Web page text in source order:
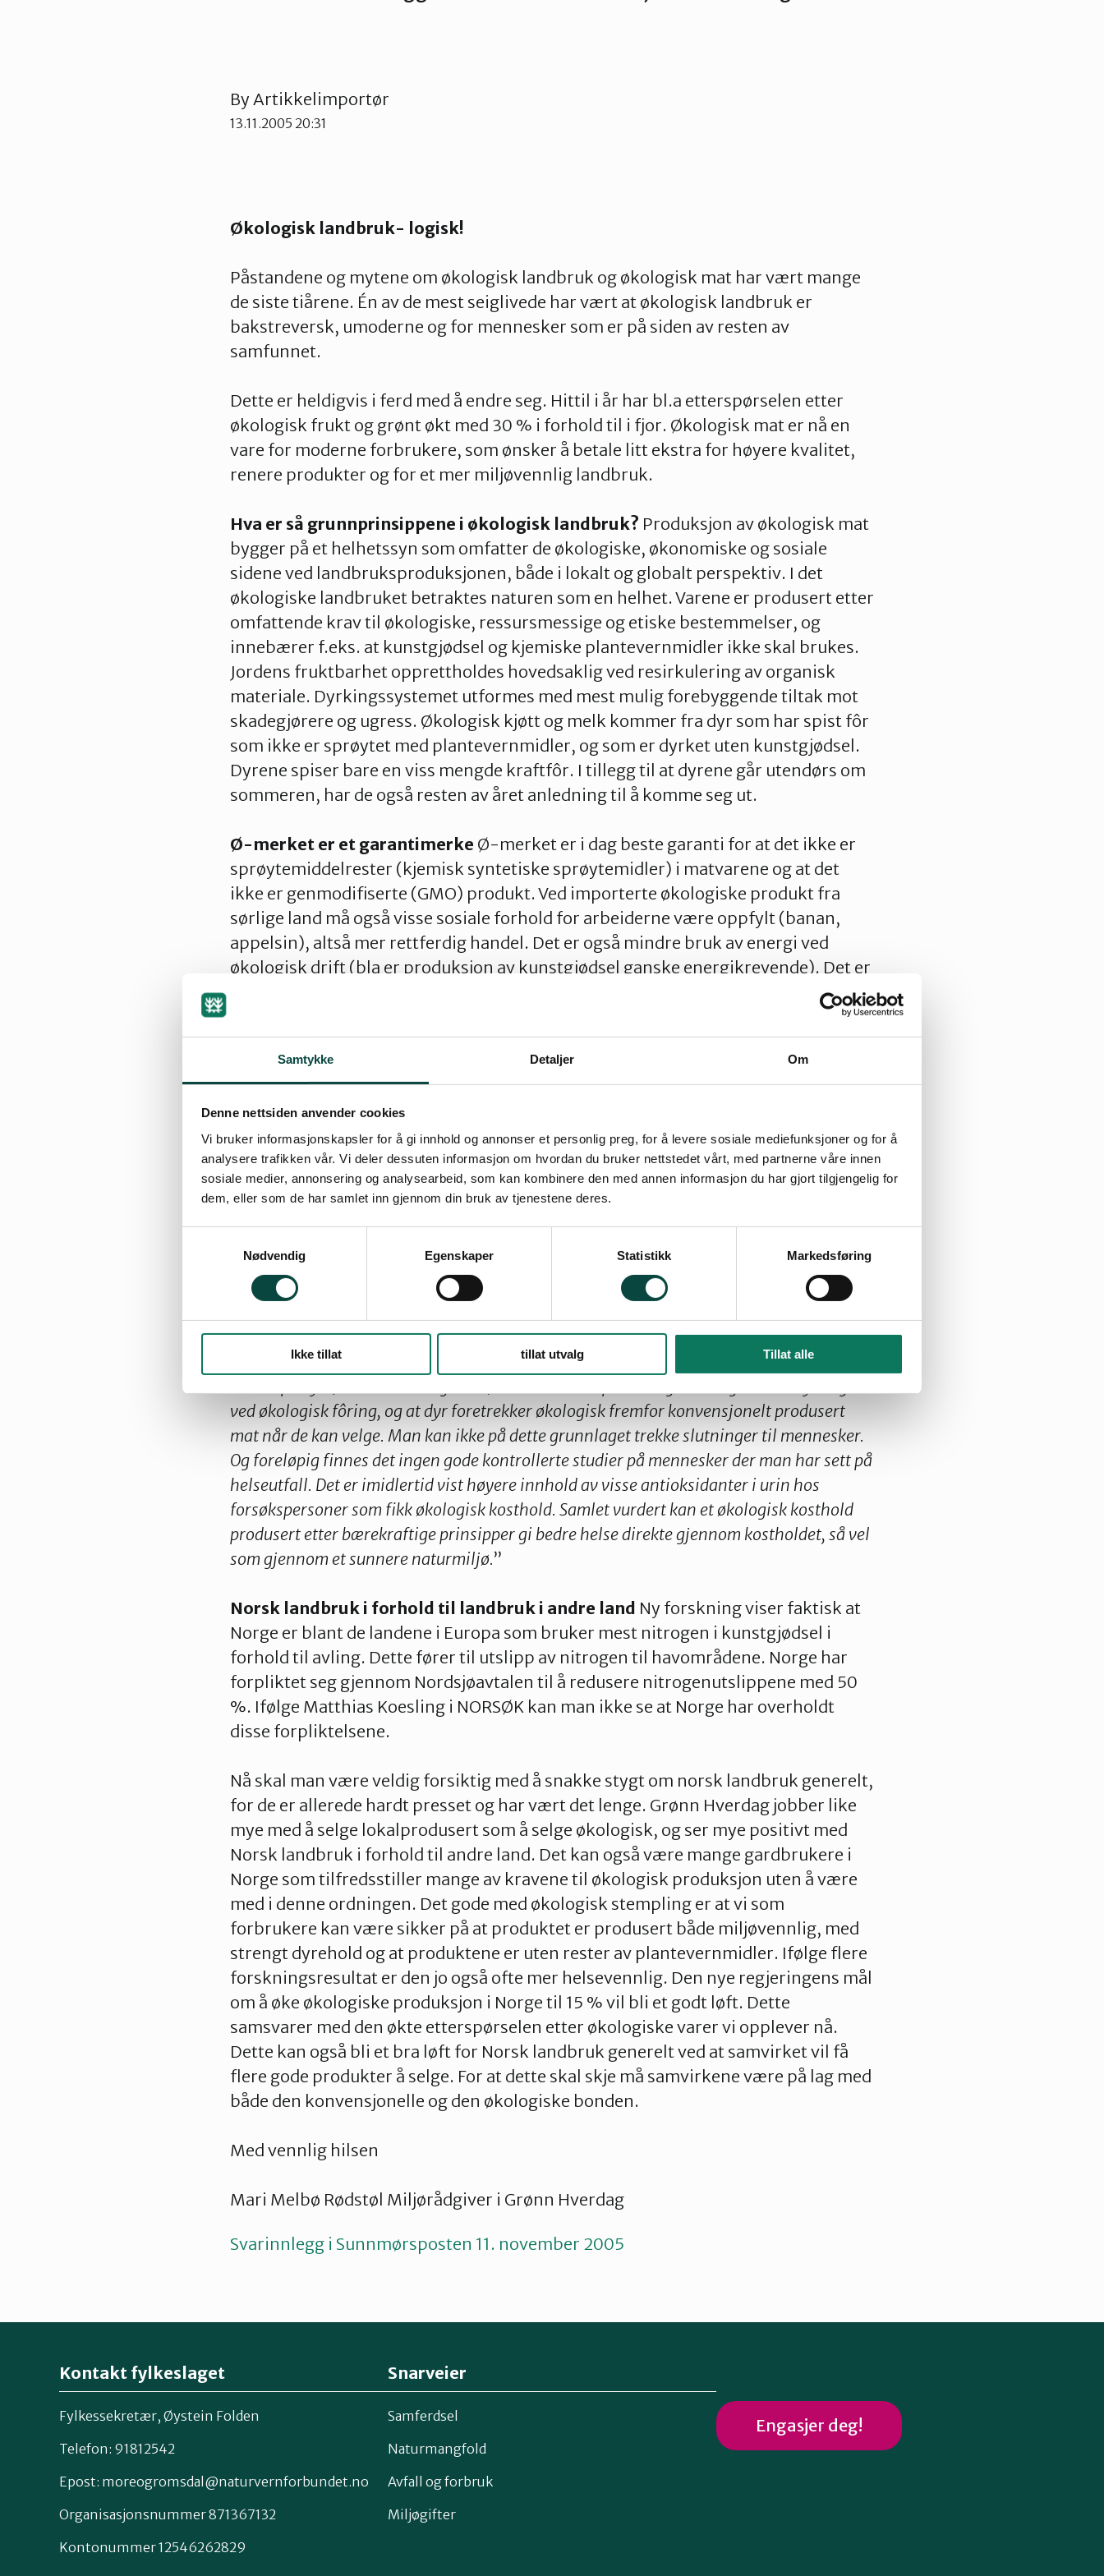
Samtykke Detaljer Om
Denne nettsiden anvender cookies
Vi bruker informasjonskapsler for å gi innhold og annonser et personlig preg, for å levere sosiale mediefunksjoner og for å
analysere trafikken vår. Vi deler dessuten informasjon om hvordan du bruker nettstedet vårt, med partnerne våre innen
sosiale medier, annonsering og analysearbeid, som kan kombinere den med annen informasjon du har gjort tilgjengelig for
dem, eller som de har samlet inn gjennom din bruk av tjenestene deres.
Nødvendig
Egenskaper Statistikk Markedsføring
Ikke tillat tillat utvalg Tillat alle
By Artikkelimportør
13.11.2005 20:31
Økologisk landbruk- logisk!
Påstandene og mytene om økologisk landbruk og økologisk mat har vært mange
de siste tiårene. Én av de mest seiglivede har vært at økologisk landbruk er
bakstreversk, umoderne og for mennesker som er på siden av resten av
samfunnet.
Dette er heldigvis i ferd med å endre seg. Hittil i år har bl.a etterspørselen etter
økologisk frukt og grønt økt med 30 % i forhold til i fjor. Økologisk mat er nå en
vare for moderne forbrukere, som ønsker å betale litt ekstra for høyere kvalitet,
renere produkter og for et mer miljøvennlig landbruk.
Hva er så grunnprinsippene i økologisk landbruk? Produksjon av økologisk mat
bygger på et helhetssyn som omfatter de økologiske, økonomiske og sosiale
sidene ved landbruksproduksjonen, både i lokalt og globalt perspektiv. I det
økologiske landbruket betraktes naturen som en helhet. Varene er produsert etter
omfattende krav til økologiske, ressursmessige og etiske bestemmelser, og
innebærer f.eks. at kunstgjødsel og kjemiske plantevernmidler ikke skal brukes.
Jordens fruktbarhet opprettholdes hovedsaklig ved resirkulering av organisk
materiale. Dyrkingssystemet utformes med mest mulig forebyggende tiltak mot
skadegjørere og ugress. Økologisk kjøtt og melk kommer fra dyr som har spist fôr
som ikke er sprøytet med plantevernmidler, og som er dyrket uten kunstgjødsel.
Dyrene spiser bare en viss mengde kraftfôr. I tillegg til at dyrene går utendørs om
sommeren, har de også resten av året anledning til å komme seg ut.
Ø-merket er et garantimerke Ø-merket er i dag beste garanti for at det ikke er
sprøytemiddelrester (kjemisk syntetiske sprøytemidler) i matvarene og at det
ikke er genmodifiserte (GMO) produkt. Ved importerte økologiske produkt fra
sørlige land må også visse sosiale forhold for arbeiderne være oppfylt (banan,
appelsin), altså mer rettferdig handel. Det er også mindre bruk av energi ved
økologisk drift (bla er produksjon av kunstgjødsel ganske energikrevende). Det er
Forskning viser at det er mer helsevennlig med økologisk mat.Forskning viser
faktisk at økologisk melk er både mer næringsrik og inneholder mer
antioksidanter, e-vitamin og omega 3 fettsyrer som betyr mye for bl.a.
immunforsvaret og forebygging av hjerte og karsykdommer. Dette fordi
økologiske kuer spiser langt mer gras, kløver og belgvekster enn sine
konvensjonelle artsfrender. Dette er forskning gjort av Danmarks
jordbruksforskning og Landbruksuniversitetet i Uppsala.
Lægeforening 2004; 124: 1529-31:
”Spørsmålet som diskuteres er om økologisk mat
også er sunnere med tanke på næringsinnhold. Ved gjennomgang av eksisterende
innhold av antioksidanter i plantevekster og fettløselige vitaminer og omega-3-
fettsyrer i animalske produkter, sammenliknet med konvensjonelt produserte matvarer.
ved økologisk fôring, og at dyr foretrekker økologisk fremfor konvensjonelt produsert
mat når de kan velge. Man kan ikke på dette grunnlaget trekke slutninger til mennesker.
Og foreløpig finnes det ingen gode kontrollerte studier på mennesker der man har sett på
helseutfall. Det er imidlertid vist høyere innhold av visse antioksidanter i urin hos
forsøkspersoner som fikk økologisk kosthold. Samlet vurdert kan et økologisk kosthold
produsert etter bærekraftige prinsipper gi bedre helse direkte gjennom kostholdet, så vel
som gjennom et sunnere naturmiljø.”
Norsk landbruk i forhold til landbruk i andre land Ny forskning viser faktisk at
Norge er blant de landene i Europa som bruker mest nitrogen i kunstgjødsel i
forhold til avling. Dette fører til utslipp av nitrogen til havområdene. Norge har
forpliktet seg gjennom Nordsjøavtalen til å redusere nitrogenutslippene med 50
%. Ifølge Matthias Koesling i NORSØK kan man ikke se at Norge har overholdt
disse forpliktelsene.
Nå skal man være veldig forsiktig med å snakke stygt om norsk landbruk generelt,
for de er allerede hardt presset og har vært det lenge. Grønn Hverdag jobber like
mye med å selge lokalprodusert som å selge økologisk, og ser mye positivt med
Norsk landbruk i forhold til andre land. Det kan også være mange gardbrukere i
Norge som tilfredsstiller mange av kravene til økologisk produksjon uten å være
med i denne ordningen. Det gode med økologisk stempling er at vi som
forbrukere kan være sikker på at produktet er produsert både miljøvennlig, med
strengt dyrehold og at produktene er uten rester av plantevernmidler. Ifølge flere
forskningsresultat er den jo også ofte mer helsevennlig. Den nye regjeringens mål
om å øke økologiske produksjon i Norge til 15 % vil bli et godt løft. Dette
samsvarer med den økte etterspørselen etter økologiske varer vi opplever nå.
Dette kan også bli et bra løft for Norsk landbruk generelt ved at samvirket vil få
flere gode produkter å selge. For at dette skal skje må samvirkene være på lag med
både den konvensjonelle og den økologiske bonden.
Med vennlig hilsen
Mari Melbø Rødstøl Miljørådgiver i Grønn Hverdag
Svarinnlegg i Sunnmørsposten 11. november 2005
Kontakt fylkeslaget
Fylkessekretær, Øystein Folden
Telefon: 91812542
Epost: moreogromsdal@naturvernforbundet.no
Organisasjonsnummer 871367132
Kontonummer 12546262829
Snarveier
Samferdsel
Naturmangfold
Avfall og forbruk
Miljøgifter
Engasjer deg!